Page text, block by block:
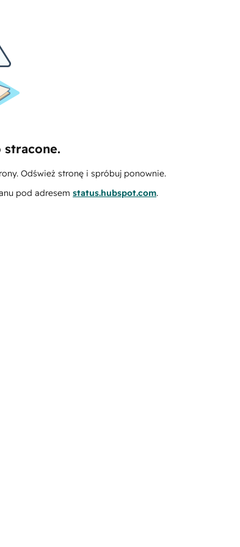
stracone.
Odśwież stronę i spróbuj ponownie.
pod adresem status.hubspot.com.